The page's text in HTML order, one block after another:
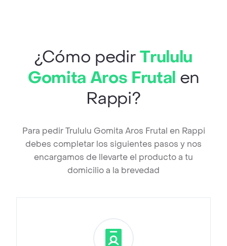
¿Cómo pedirTrululu
Gomita Aros Frutal en
Rappi?
Para pedir Trululu Gomita Aros Frutal en Rappi
debes completar los siguientes pasos y nos
encargamos de llevarte el producto a tu
domicilio a la brevedad